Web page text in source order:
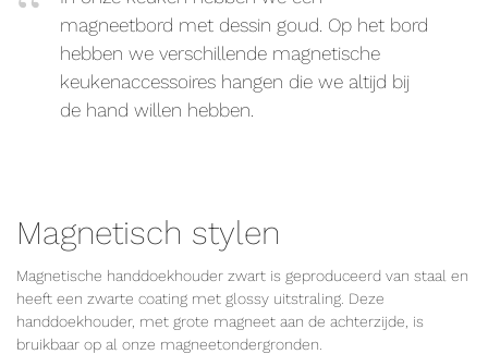
magneetbord met dessin goud. Op het bord
hebben we verschillende magnetische
keukenaccessoires hangen die we altijd bij
de hand willen hebben.
Magnetisch stylen
Magnetische handdoekhouder zwart is geproduceerd van staal en
heeft een zwarte coating met glossy uitstraling. Deze
handdoekhouder, met grote magneet aan de achterzijde, is
bruikbaar op al onze magneetondergronden.